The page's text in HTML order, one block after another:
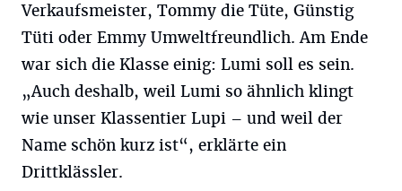
Verkaufsmeister, Tommy die Tüte, Günstig
Tüti oder Emmy Umweltfreundlich. Am Ende
war sich die Klasse einig: Lumi soll es sein.
„Auch deshalb, weil Lumi so ähnlich klingt
wie unser Klassentier Lupi – und weil der
Name schön kurz ist“, erklärte ein
Drittklässler.